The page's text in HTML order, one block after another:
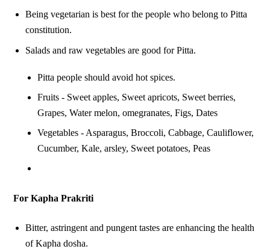
Being vegetarian is best for the people who belong to Pitta
constitution.
Salads and raw vegetables are good for Pitta.
Pitta people should avoid hot spices.
Fruits - Sweet apples, Sweet apricots, Sweet berries,
Grapes, Water melon, omegranates, Figs, Dates
Vegetables - Asparagus, Broccoli, Cabbage, Cauliflower,
Cucumber, Kale, arsley, Sweet potatoes, Peas
For Kapha Prakriti
Bitter, astringent and pungent tastes are enhancing the health
of Kapha dosha.